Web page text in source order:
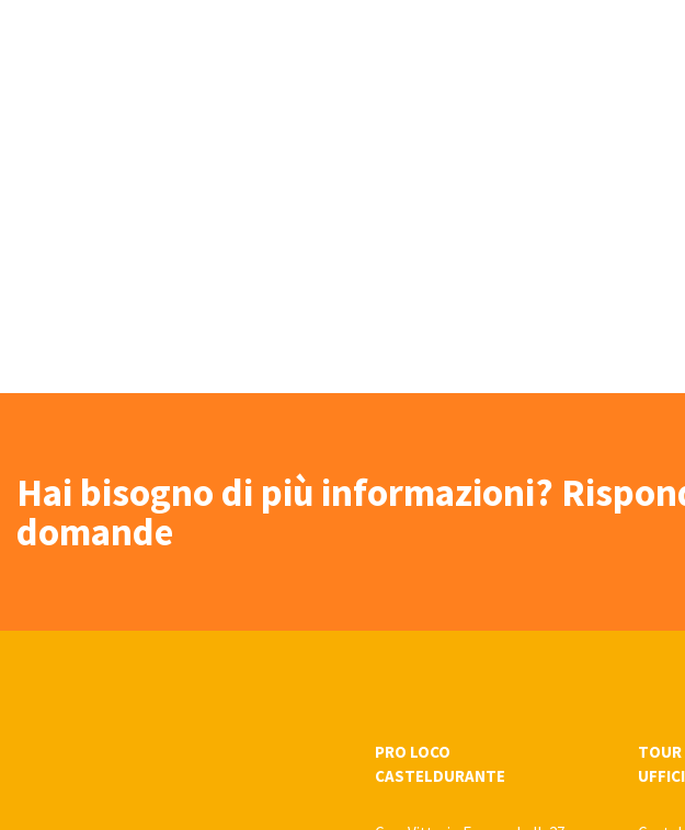
Hai bisogno di più informazioni?
domande
PRO LOCO
CASTELDURANTE
TOUR